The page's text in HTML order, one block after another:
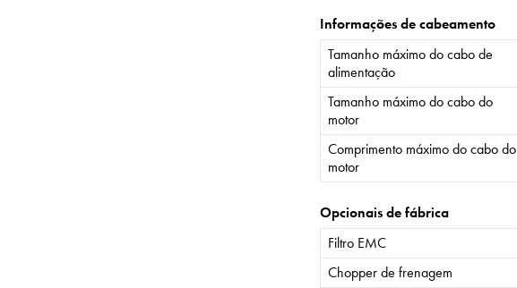
Informações de cabeamento
Tamanho máximo do cabo de
alimentação
Tamanho máximo do cabo do
motor
Comprimento máximo do cabo do
motor
Opcionais de fábrica
Filtro EMC
Chopper de frenagem